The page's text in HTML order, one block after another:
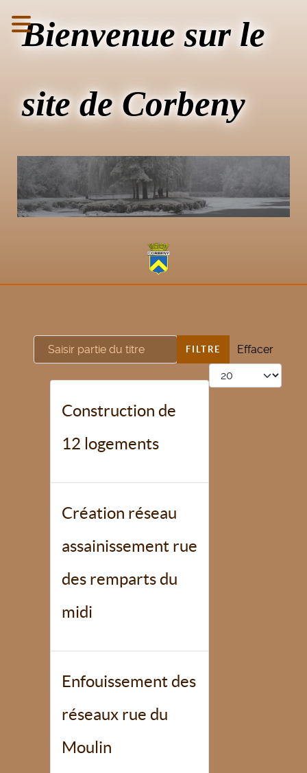
Bienvenue sur le
site de Corbeny
Saisir partie du titre FILTRE
Effacer
Afficher #
Construction de
12 logements
Création réseau
assainissement rue
des remparts du
midi
Enfouissement des
réseaux rue du
Moulin